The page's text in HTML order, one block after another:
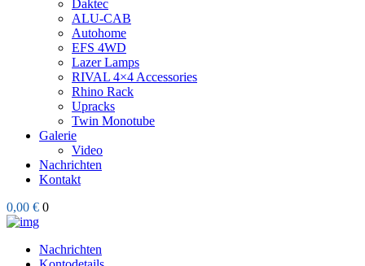
Daktec
ALU-CAB
Autohome
EFS 4WD
Lazer Lamps
RIVAL 4×4 Accessories
Rhino Rack
Upracks
Twin Monotube
Galerie
Video
Nachrichten
Kontakt
0,00 € 0
Nachrichten